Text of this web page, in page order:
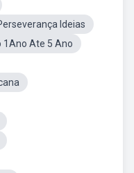
Ideias
1Ano Ate 5 Ano